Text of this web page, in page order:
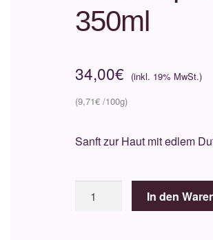
350ml
34,00€
9,71€
Sanft zur Haut mit edlem
In den